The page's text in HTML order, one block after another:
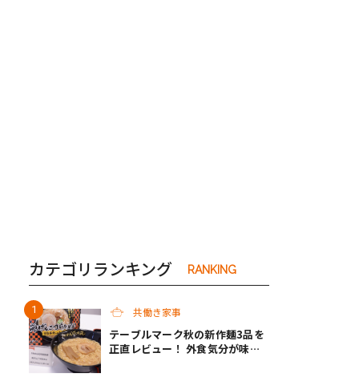
夫婦
カテゴリランキング RANKING
共働き家事
テーブルマーク秋の新作麺3品を
正直レビュー！ 外食気分が味わ